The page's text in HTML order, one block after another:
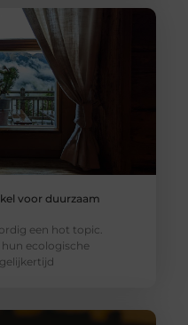
voor duurzaam
een hot topic.
ecologische